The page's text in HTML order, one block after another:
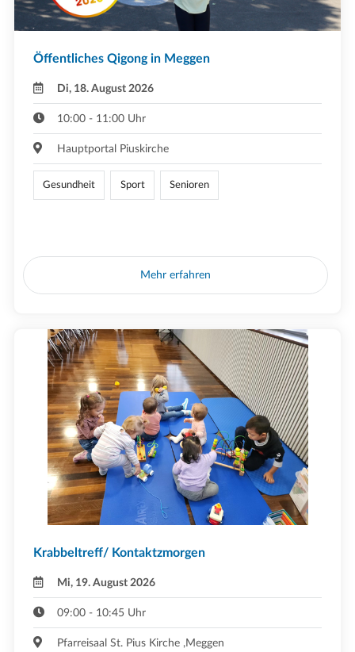
Öffentliches Qigong in Meggen
Di, 18. August 2026
10:00 - 11:00 Uhr
Hauptportal Piuskirche
Gesundheit Sport Senioren
Mehr erfahren
Krabbeltreff/ Kontaktzmorgen
Mi, 19. August 2026
09:00 - 10:45 Uhr
Pfarreisaal St. Pius Kirche ,Meggen